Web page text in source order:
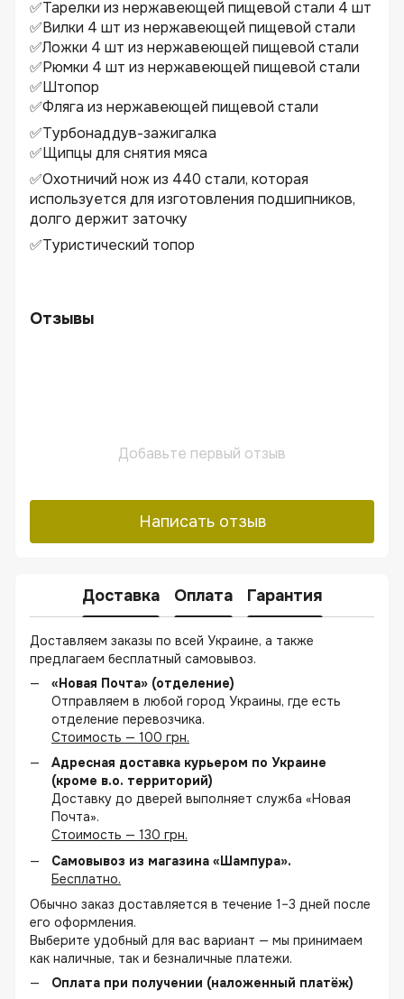
✅Тарелки из нержавеющей пищевой стали 4 шт
✅Вилки 4 шт из нержавеющей пищевой стали
✅Ложки 4 шт из нержавеющей пищевой стали
✅Рюмки 4 шт из нержавеющей пищевой стали
✅Штопор
✅Фляга из нержавеющей пищевой стали
✅Турбонаддув-зажигалка
✅Щипцы для снятия мяса
✅Охотничий нож из 440 стали, которая
используется для изготовления подшипников,
долго держит заточку
✅Туристический топор
Отзывы
Добавьте первый отзыв
Написать отзыв
Доставка Оплата Гарантия
Доставляем заказы по всей Украине, а также
предлагаем бесплатный самовывоз.
«Новая Почта» (отделение)
Отправляем в любой город Украины, где есть
отделение перевозчика.
Стоимость — 100 грн.
Адресная доставка курьером по Украине
(кроме в.о. территорий)
Доставку до дверей выполняет служба «Новая
Почта».
Стоимость — 130 грн.
Самовывоз из магазина «Шампура».
Бесплатно.
Обычно заказ доставляется в течение 1–3 дней после
его оформления.
Выберите удобный для вас вариант — мы принимаем
как наличные, так и безналичные платежи.
Оплата при получении (наложенный платёж)